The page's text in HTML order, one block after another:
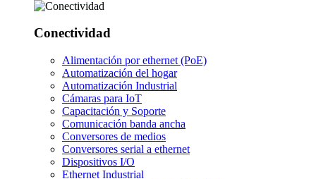
Conectividad
Alimentación por ethernet (PoE)
Automatización del hogar
Automatización Industrial
Cámaras para IoT
Capacitación y Soporte
Comunicación banda ancha
Conversores de medios
Conversores serial a ethernet
Dispositivos I/O
Ethernet Industrial